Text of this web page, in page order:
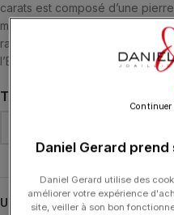
carats est composé d’une
monture de diamants de 0.04
raffiné fait écho à la couronne
l’Empire sous Napoléon.
TAILLE DE DOIGT
UGS :G3637X0000
Daniel Gerard
Daniel Gerard utilise des
améliorer votre expérience
site, veiller à son bon
Continuer